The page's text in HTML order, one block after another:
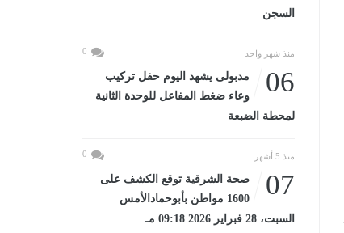
السجن
منذ شهر واحد 0
06
مدبولى يشهد اليوم حفل تركيب
وعاء ضغط المفاعل للوحدة الثانية
لمحطة الضبعة
منذ 5 أشهر 0
07
صحة الشرقية توقع الكشف على
1600 مواطن بأبوحمادالأمس
السبت، 28 فبراير 2026 09:18 مـ